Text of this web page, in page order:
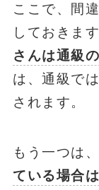
ここで、間
しておきま
さんは通級
は、通級で
されます。
もう一つは、
ている場合